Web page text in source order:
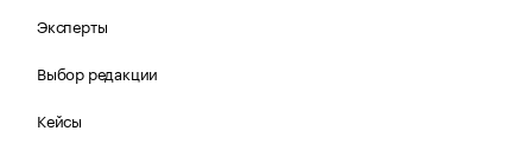
Эксперты
Выбор редакции
Кейсы